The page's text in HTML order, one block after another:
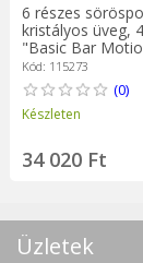
6 részes
kristályos üveg,
"Basic Bar
Zwiesel
Kód: 115273
(0)
Készleten
34 020 Ft
Üzletek